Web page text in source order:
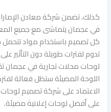
كذلك، تضمن شركة معادن
في عجمان يتماشى مع جميع
كل تصميم باستخدام مواد تتحمل
تدوم لفترات طويلة دون التأثير
لوحات محلات تجارية في عجمان
اللوحة المضيئة ستظل فعالة
الاعتماد على شركة تصميم
على أفضل لوحات إعلانية مضيئة.